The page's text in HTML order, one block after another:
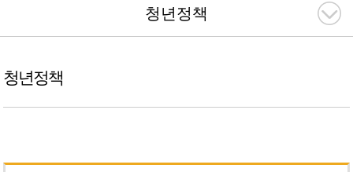
청년정책
청년정책